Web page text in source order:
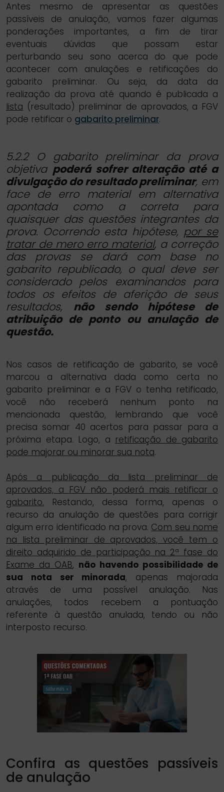
Antes mesmo de apresentar as questões
passíveis de anulação, vamos fazer algumas
ponderações importantes, a fim de tirar
eventuais dúvidas que possam estar
perturbando seu sono acerca do que pode
acontecer com anulações e retificações do
gabarito preliminar. Ou seja, da data da
realização da prova até quando é publicada a
lista (resultado) preliminar de aprovados, a FGV
pode retificar o gabarito preliminar.
5.2.2 O gabarito preliminar da prova
objetiva poderá sofrer alteração atéa
divulgação do resultado preliminar, em
face de erro material em alternativa
apontada como a correta para
quaisquer das questões integrantes da
prova. Ocorrendo esta hipótese, por se
tratar de mero erro material, a correção
das provas se dará com base no
gabarito republicado, o qual deve ser
considerado pelos examinandos para
todos os efeitos de aferição de seus
resultados, não sendo hipótese de
atribuição de ponto ou anulação de
questão.
Nos casos de retificação de gabarito, se você
marcou a alternativa dada como certa no
gabarito preliminar e a FGV o tenha retificado,
você não receberá nenhum ponto na
mencionada questão, lembrando que você
precisa somar 40 acertos para passar para a
próxima etapa. Logo, a retificação de gabarito
pode majorar ou minorar sua nota.
Após a publicação da lista preliminar de
aprovados, a FGV não poderá mais retificar o
gabarito. Restando, dessa forma, apenas o
recurso da anulação de questões para corrigir
algum erro identificado na prova. Com seu nome
na lista preliminar de aprovados, você tem o
direito adquirido de participação na 2ª fase do
Exame da OAB, não havendo possibilidade de
sua nota ser minorada, apenas majorada
através de uma possível anulação. Nas
anulações, todos recebem a pontuação
referente à questão anulada, tendo ou não
interposto recurso.
Confira as questões passíveis
de anulação